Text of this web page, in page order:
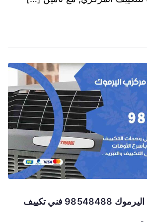
فني تكييف مركزي اليرموك 98548488 فني تكييف